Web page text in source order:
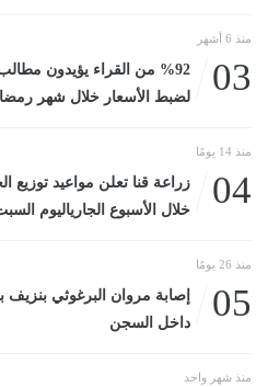
منذ 6 أشهر
03
%92 من القراء يؤيدون
لضبط الأسعار خلال شهر
منذ 14 يومًا
04
زراعة قنا تعلن مواعيد توزيع
خلال الأسبوع الجارياليوم السبت، 25 يوليو 2026
منذ 26 يومًا
05
إصابة مروان البرغوثي
داخل السجن
منذ شهر واحد